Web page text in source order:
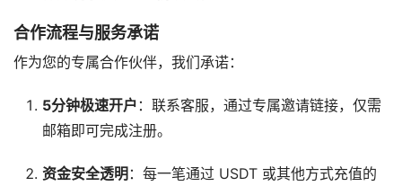
合作流程与服务承诺
作为您的专属合作伙伴，我们承诺：
5分钟极速开户 ：联系客服，通过专属邀请链接，仅需
邮箱即可完成注册。
资金安全透明 ：每一笔通过 USDT 或其他方式充值的